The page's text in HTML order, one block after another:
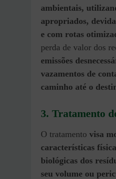
ambientais,
apropriados,
e com rotas
perda de valor dos
emissões
vazamentos de
caminho até o
3. Tratamento
O tratamento visa
características
biológicas dos
seu volume ou